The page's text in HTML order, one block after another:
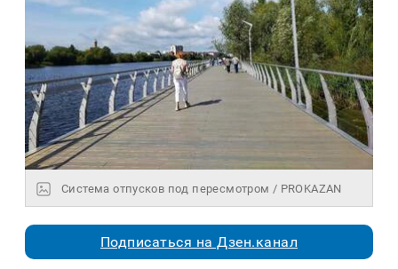
Система отпусков под пересмотром / PROKAZAN
Подписаться на Дзен.канал